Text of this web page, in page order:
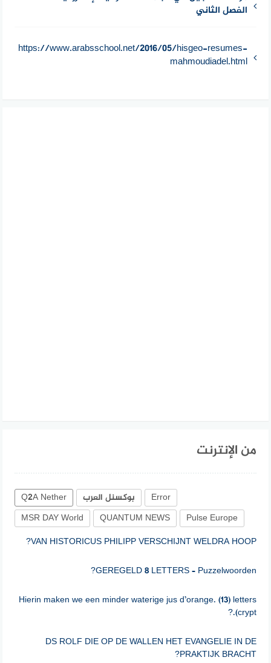
الفصل الثاني
https://www.arabsschool.net/2016/05/hisgeo-resumes-
mahmoudiadel.html
من الإنترنت
Q2A Nether بوكسنل العرب
Error
MSR DAY World
QUANTUM NEWS
Pulse Europe
VAN HISTORICUS PHILIPP VERSCHIJNT WELDRA HOOP?
GEREGELD 8 LETTERS – Puzzelwoorden?
Hierin maken we een minder waterige jus d’orange. (13) letters
(crypt.?
DS ROLF DIE OP DE WALLEN HET EVANGELIE IN DE
PRAKTIJK BRACHT?